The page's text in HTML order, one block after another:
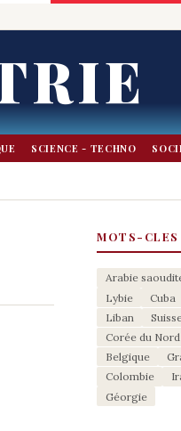
SCIENCE - TECHNO
MOTS-CLES
Arabie
Lybie
Cuba
Liban
Corée du Nord
Belgique
Colombie
Géorgie